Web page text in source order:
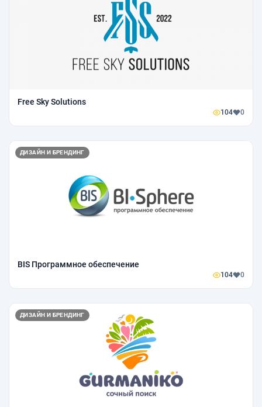
Free Sky Solutions
104 0
ДИЗАЙН И БРЕНДИНГ
BIS Программное обеспечение
104 0
ДИЗАЙН И БРЕНДИНГ